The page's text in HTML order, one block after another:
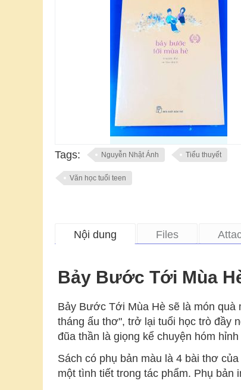
Tags: Nguyễn Nhật Ánh Tiểu thuyết
Văn học tuổi teen
Nội dung Files
Bảy Bước Tới Mùa
Bảy Bước Tới Mùa Hè sẽ là món quà
tháng ấu thơ", trở lại tuổi học trò đầy
đũa thần là giọng kể chuyện hóm
Sách có phụ bản màu là 4 bài thơ
một tình tiết trong tác phẩm. Phụ bản